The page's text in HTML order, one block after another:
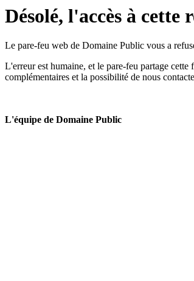
Désolé, l'accès à cette
Le pare-feu web de Domaine Public vous a
L'erreur est humaine, et le pare-feu partage
complémentaires et la possibilité de nous
L'équipe de Domaine Public